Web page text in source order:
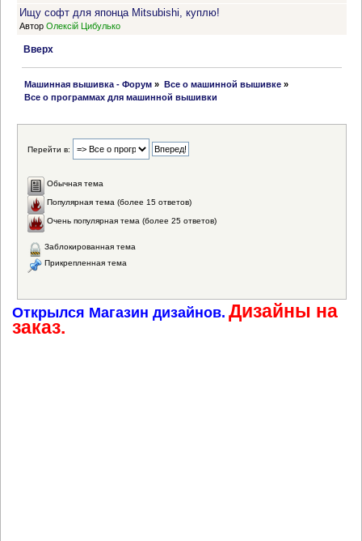
Ищу софт для японца Mitsubishi, куплю!
Автор Олексій Цибулько
Вверх
Машинная вышивка - Форум » Все о машинной вышивке»
Все о программах для машинной вышивки
Перейти в:
Обычная тема
Популярная тема (более 15 ответов)
Очень популярная тема (более 25 ответов)
Заблокированная тема
Прикрепленная тема
Открылся Магазин дизайнов. Дизайны на
заказ.